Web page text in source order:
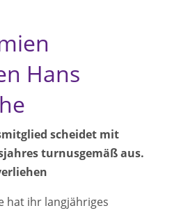
Hans
scheidet mit
turnusgemäß aus.
hat ihr langjähriges